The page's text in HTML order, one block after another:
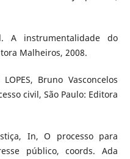
A instrumentalidade do
Malheiros, 2008.
Bruno Vasconcelos
civil, São Paulo: Editora
In, O processo para
público, coords. Ada